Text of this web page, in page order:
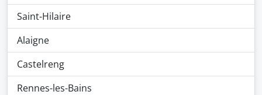
Saint-Hilaire
Alaigne
Castelreng
Rennes-les-Bains